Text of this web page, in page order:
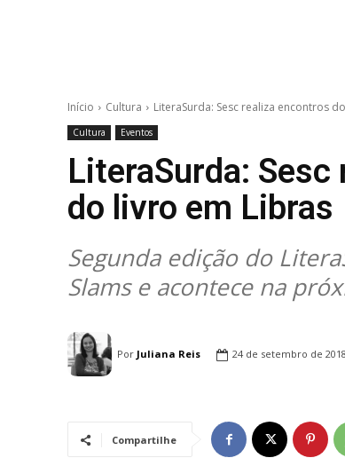
Início Cultura LiteraSurda: Sesc realiza encontros
Cultura Eventos
LiteraSurda:
do livro em Libras
Segunda edição do
Slams e acontece na
Por Juliana Reis 24 de setembro de 2018
Compartilhe